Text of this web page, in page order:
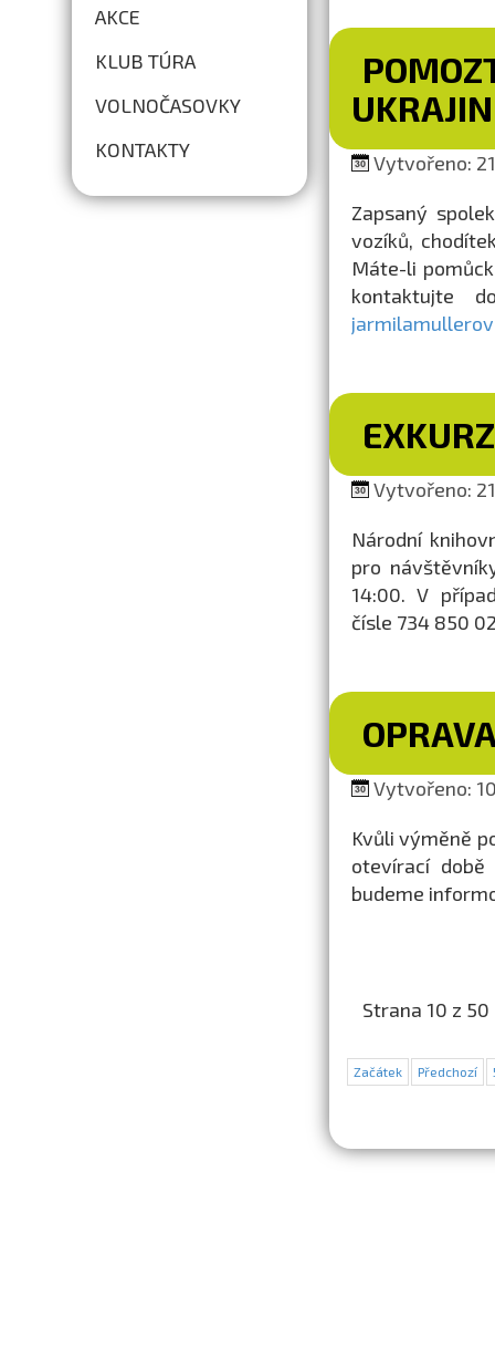
AKCE
KLUB TÚRA
VOLNOČASOVKY
KONTAKTY
Vytvořeno:
Zapsaný
vozíků,
Máte-li
kontaktujte
Vytvořeno:
Národní
pro
14:00. V
čísle 734 850
Vytvořeno:
Kvůli výměně
otevírací době
budeme
Strana 10 z 50
Začátek Předchozí